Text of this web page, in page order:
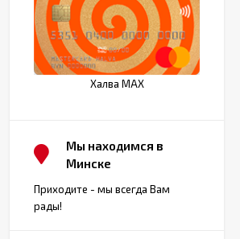
Халва MAX
Мы находимся в
Минске
Приходите - мы всегда Вам
рады!